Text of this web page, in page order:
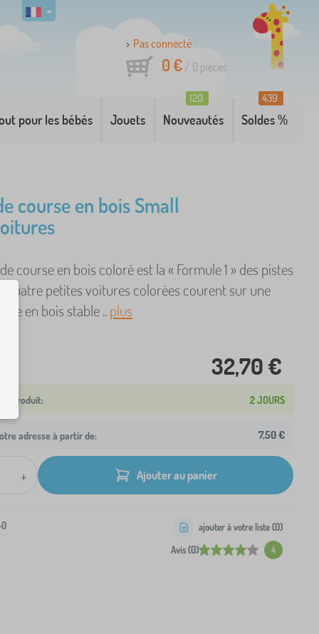
Pas connecté
0 €/ 0 pièces
pour les bébés Jouets Nouveautés
120
Soldes %
439
course en bois Small
course en bois coloré est la « Formule 1 » des pistes
Quatre petites voitures colorées courent sur une
en bois stable ..plus
32,70 €
2 JOURS
adresse à partir de: 7,50 €
+ Ajouter au panier
Avis (0) 4
ajouter à votre liste (0)